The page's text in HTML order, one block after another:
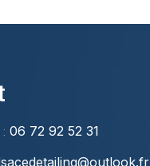
06 72 92 52 31